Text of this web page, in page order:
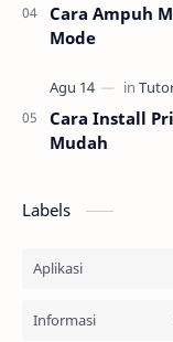
Cara Ampuh
Mode
Cara Install
Mudah
Labels
Aplikasi
Informasi